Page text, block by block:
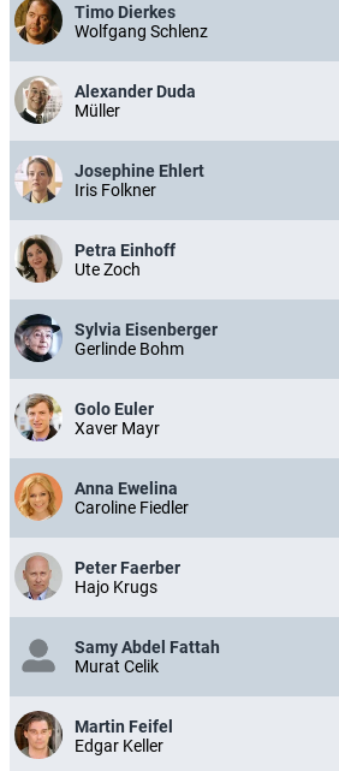
Timo Dierkes
Wolfgang Schlenz
Alexander Duda
Müller
Josephine Ehlert
Iris Folkner
Petra Einhoff
Ute Zoch
Sylvia Eisenberger
Gerlinde Bohm
Golo Euler
Xaver Mayr
Anna Ewelina
Caroline Fiedler
Peter Faerber
Hajo Krugs
Samy Abdel Fattah
Murat Celik
Martin Feifel
Edgar Keller